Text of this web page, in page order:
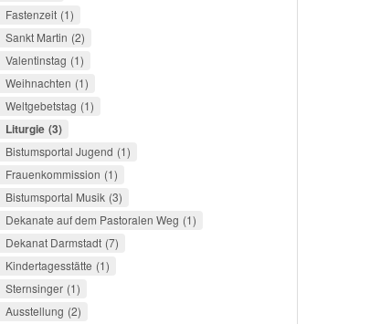
Fastenzeit 1
Sankt Martin 2
Valentinstag 1
Weihnachten 1
Weltgebetstag 1
Liturgie 3
Bistumsportal Jugend 1
Frauenkommission 1
Bistumsportal Musik 3
Dekanate auf dem Pastoralen Weg 1
Dekanat Darmstadt 7
Kindertagesstätte 1
Sternsinger 1
Ausstellung 2